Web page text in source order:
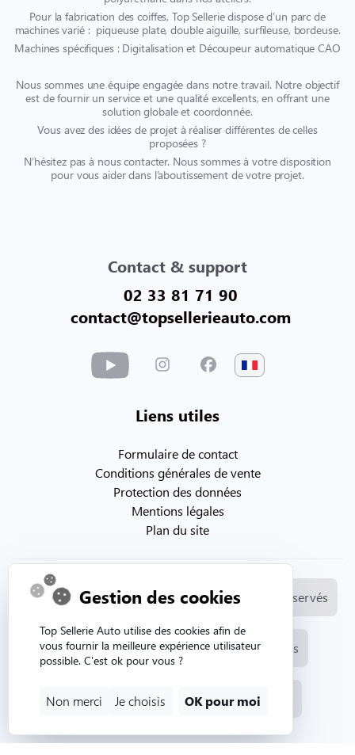
Pour la fabrication des coiffes, Top Sellerie dispose d’un parc de
machines varié : piqueuse plate, double aiguille, surfileuse, bordeuse.
Machines spécifiques : Digitalisation et Découpeur automatique CAO
Nous sommes une équipe engagée dans notre travail. Notre objectif
est de fournir un service et une qualité excellents, en offrant une
solution globale et coordonnée.
Vous avez des idées de projet à réaliser différentes de celles
proposées ?
N’hésitez pas à nous contacter. Nous sommes à votre disposition
pour vous aider dans l’aboutissement de votre projet.
Contact & support
02 33 81 71 90
contact@topsellerieauto.com
Liens utiles
Formulaire de contact
Conditions générales de vente
Protection des données
Mentions légales
Plan du site
© Copyright 2026. Topsellerieauto Tous droits réservés
Fabrication et vente de selleries automobiles
Site internet créé par l'agence web Aurion
Gestion des cookies
Top Sellerie Auto utilise des cookies afin de
vous fournir la meilleure expérience utilisateur
possible. C'est ok pour vous ?
Non merci Je choisis OK pour moi